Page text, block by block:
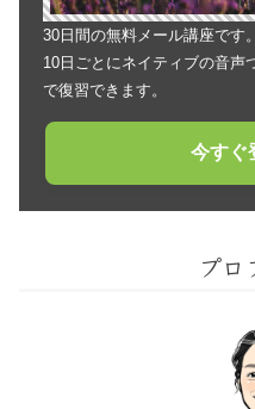
30日間の無料メール講座です。
10日ごとにネイティブの音声
で復習できます。
今すぐ
プロ